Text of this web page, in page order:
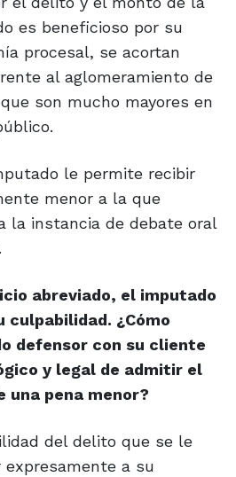
es beneficioso por su
procesal, se acortan
al aglomeramiento de
son mucho mayores en
le permite recibir
menor a la que
la instancia de debate oral
abreviado, el imputado
culpabilidad. ¿Cómo
defensor con su cliente
y legal de admitir el
una pena menor?
del delito que se le
a su